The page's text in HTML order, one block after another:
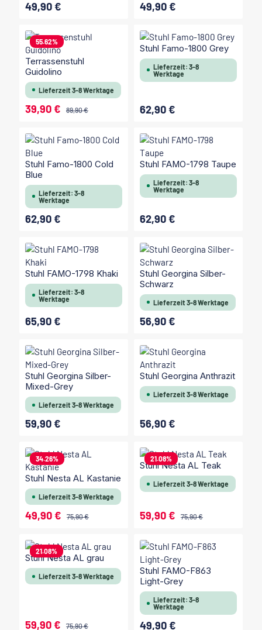
Regulärer Preis:
49,90 € Regulärer Preis:
49,90 €
55.62%
Terrassenstuhl
Guidolino
Lieferzeit 3-8 Werktage
Verkaufspreis:
39,90 € Regulärer Preis:
89,90 €
Stuhl Famo-1800 Grey
Lieferzeit: 3-8
Werktage
Regulärer Preis:
62,90 €
Stuhl Famo-1800 Cold
Blue
Lieferzeit: 3-8
Werktage
Regulärer Preis:
62,90 €
Stuhl FAMO-1798 Taupe
Lieferzeit: 3-8
Werktage
Regulärer Preis:
62,90 €
Stuhl FAMO-1798 Khaki
Lieferzeit: 3-8
Werktage
Regulärer Preis:
65,90 €
Stuhl Georgina Silber-
Schwarz
Lieferzeit 3-8 Werktage
Regulärer Preis:
56,90 €
Stuhl Georgina Silber-
Mixed-Grey
Lieferzeit 3-8 Werktage
Regulärer Preis:
59,90 €
Stuhl Georgina Anthrazit
Lieferzeit 3-8 Werktage
Regulärer Preis:
56,90 €
34.26%
Stuhl Nesta AL Kastanie
Lieferzeit 3-8 Werktage
Verkaufspreis:
49,90 € Regulärer Preis:
75,90 €
21.08%
Stuhl Nesta AL Teak
Lieferzeit 3-8 Werktage
Verkaufspreis:
59,90 € Regulärer Preis:
75,90 €
21.08%
Stuhl Nesta AL grau
Lieferzeit 3-8 Werktage
Verkaufspreis:
59,90 € Regulärer Preis:
75,90 €
Stuhl FAMO-F863
Light-Grey
Lieferzeit: 3-8
Werktage
Regulärer Preis:
49,90 €